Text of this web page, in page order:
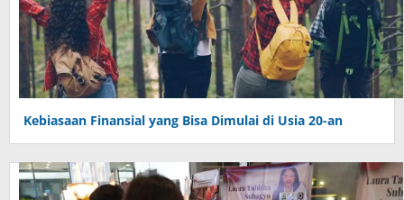
Kebiasaan Finansial yang Bisa Dimulai di Usia 20-an